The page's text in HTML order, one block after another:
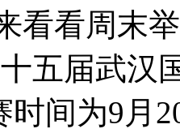
看周末
五届武汉
时间为9月